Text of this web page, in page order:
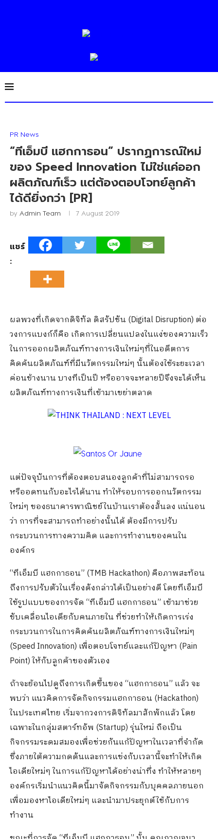
PR News
“ทีเอ็มบี แฮกกาธอน” ปรากฏการณ์ใหม่
ของ Speed Innovation ไม่ใช่แค่ออก
ผลิตภัณฑ์เร็ว แต่ต้องตอบโจทย์ลูกค้า
ได้ดียิ่งกว่า [PR]
by Admin Team 7 August 2019
แชร์
:
ผลพวงที่เกิดจากดิจิทัล ดิสรัปชัน (Digital Disruption) ต่อ
วงการแบงก์ก็คือ เกิดการเปลี่ยนแปลงในแง่ของความเร็ว
ในการออกผลิตภัณฑ์ทางการเงินใหม่ๆที่ในอดีตการ
คิดค้นผลิตภัณฑ์ที่มีนวัตกรรมใหม่ๆ นั้นต้องใช้ระยะเวลา
ค่อนข้างนาน บางทีเป็นปี หรืออาจจะหลายปีจึงจะได้เห็น
ผลิตภัณฑ์ทางการเงินที่เข้ามาเขย่าตลาด
แต่ปัจจุบันการที่ต้องตอบสนองลูกค้าที่ไม่สามารถรอ
หรืออดทนกับอะไรได้นาน ทำให้รอบการออกนวัตกรรม
ใหม่ๆ ของธนาคารพาณิชย์ในบ้านเราต้องสั้นลง แน่นอน
ว่า การที่จะสามารถทำอย่างนั้นได้ ต้องมีการปรับ
กระบวนการทางความคิด และการทำงานของคนใน
องค์กร
“ทีเอ็มบี แฮกกาธอน” (TMB Hackathon) คือภาพสะท้อน
ถึงการปรับตัวในเรื่องดังกล่าวได้เป็นอย่างดี โดยทีเอ็มบี
ใช้รูปแบบของการจัด “ทีเอ็มบี แฮกกาธอน” เข้ามาช่วย
ขับเคลื่อนไอเดียกับคนภายใน ที่ช่วยทำให้เกิดการเร่ง
กระบวนการในการคิดค้นผลิตภัณฑ์ทางการเงินใหม่ๆ
(Speed Innovation) เพื่อตอบโจทย์และแก้ปัญหา (Pain
Point) ให้กับลูกค้าของตัวเอง
ถ้าจะย้อนไปดูถึงการเกิดขึ้นของ “แฮกกาธอน” แล้ว จะ
พบว่า แนวคิดการจัดกิจกรรมแฮกกาธอน (Hackathon)
ในประเทศไทย เริ่มจากวงการดิจิทัลมาสักพักแล้ว โดย
เฉพาะในกลุ่มสตาร์ทอัพ (Startup) รุ่นใหม่ ถือเป็น
กิจกรรมระดมสมองเพื่อช่วยกันแก้ปัญหาในเวลาที่จำกัด
ซึ่งภายใต้ความกดดันและการแข่งกับเวลานี้จะทำให้เกิด
ไอเดียใหม่ๆ ในการแก้ปัญหาได้อย่างน่าทึ่ง ทำให้หลายๆ
องค์กรเริ่มนำแนวคิดนี้มาจัดกิจกรรมกับบุคคลภายนอก
เพื่อมองหาไอเดียใหม่ๆ และนำมาประยุกต์ใช้กับการ
ทำงาน